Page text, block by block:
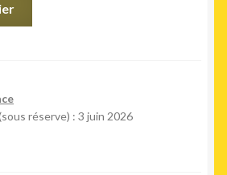
réserve) : 3 juin 2026